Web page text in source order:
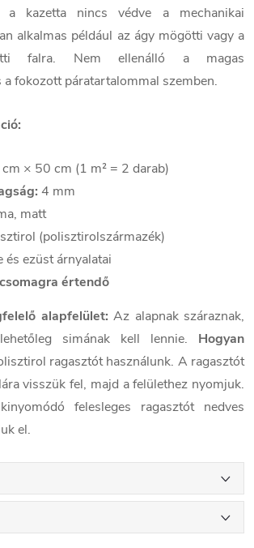
a kazetta nincs védve a mechanikai
alkalmas például az ágy mögötti vagy a
falra. Nem ellenálló a magas
a fokozott páratartalommal szemben.
× 50 cm (1 m² = 2 darab)
4 mm
matt
(polisztirolszármazék)
és ezüst árnyalatai
értendő
alapfelület: Az alapnak száraznak,
simának kell lennie. Hogyan
ragasztót használunk. A ragasztót
visszük fel, majd a felülethez nyomjuk.
felesleges ragasztót nedves
el.